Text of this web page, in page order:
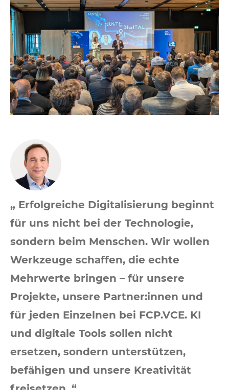
„ Erfolgreiche Digitalisierung beginnt
für uns nicht bei der Technologie,
sondern beim Menschen. Wir wollen
Werkzeuge schaffen, die echte
Mehrwerte bringen – für unsere
Projekte, unsere Partner:innen und
für jeden Einzelnen bei FCP.VCE. KI
und digitale Tools sollen nicht
ersetzen, sondern unterstützen,
befähigen und unsere Kreativität